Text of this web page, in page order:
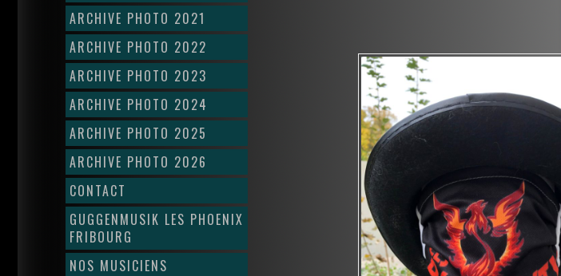
ARCHIVE PHOTO 2021
ARCHIVE PHOTO 2022
ARCHIVE PHOTO 2023
ARCHIVE PHOTO 2024
ARCHIVE PHOTO 2025
ARCHIVE PHOTO 2026
CONTACT
GUGGENMUSIK LES PHOENIX
FRIBOURG
NOS MUSICIENS